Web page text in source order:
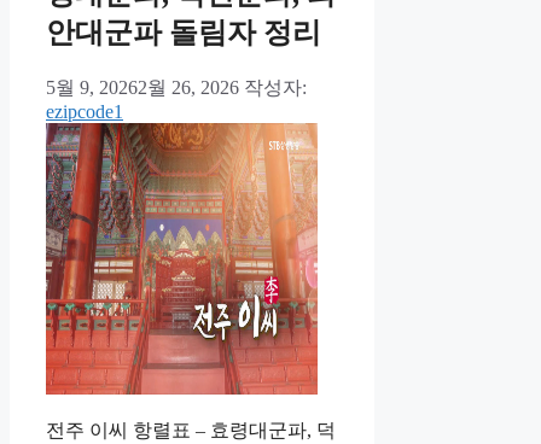
안대군파 돌림자 정리
5월 9, 20262월 26, 2026 작성자:
ezipcode1
전주 이씨 항렬표 – 효령대군파, 덕